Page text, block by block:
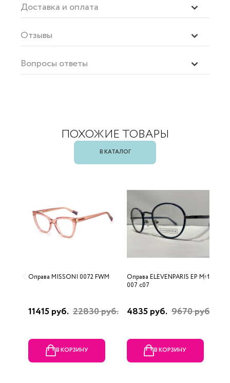
Доставка и оплата
Отзывы
Вопросы ответы
ПОХОЖИЕ ТОВАРЫ
В КАТАЛОГ
Оправа MISSONI 0072 FWM
11415 руб. 22830 руб.
В КОРЗИНУ
Оправа ELEVENPARIS EP MM
007 c07
4835 руб. 9670 руб.
В КОРЗИНУ